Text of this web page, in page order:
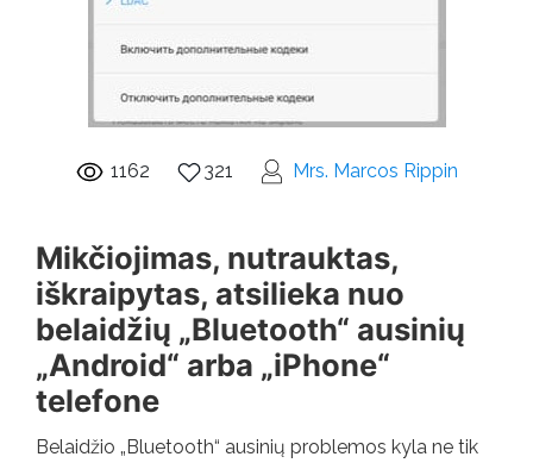
1162 321 Mrs. Marcos Rippin
Mikčiojimas, nutrauktas,
iškraipytas, atsilieka nuo
belaidžių „Bluetooth“ ausinių
„Android“ arba „iPhone“
telefone
Belaidžio „Bluetooth“ ausinių problemos kyla ne tik